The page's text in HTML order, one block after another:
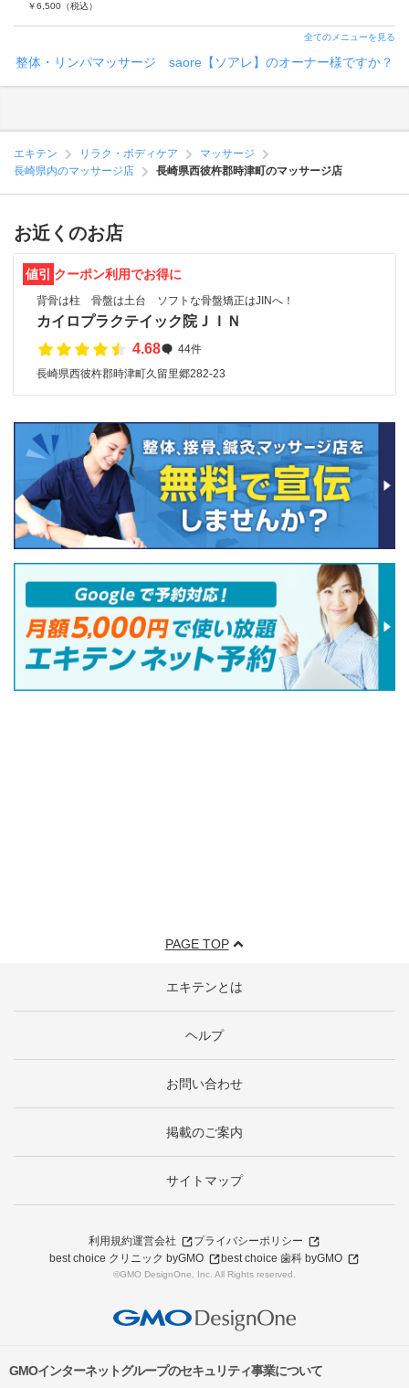
￥6,500 （税込）
全てのメニューを見る
整体・リンパマッサージ saore【ソアレ】のオーナー様ですか？
エキテン リラク・ボディケア
マッサージ
長崎県内のマッサージ店
長崎県西彼杵郡時津町のマッサージ店
お近くのお店
値引 クーポン利用でお得に
背骨は柱 骨盤は土台 ソフトな骨盤矯正はJINへ！
カイロプラクテイック院ＪＩＮ
4.68
44件
長崎県西彼杵郡時津町久留里郷282-23
PAGE TOP
エキテンとは
ヘルプ
お問い合わせ
掲載のご案内
サイトマップ
利用規約運営会社
プライバシーポリシー
best choice クリニック byGMO
best choice 歯科 byGMO
©GMO DesignOne, Inc. All Rights reserved.
GMOインターネットグループのセキュリティ事業について